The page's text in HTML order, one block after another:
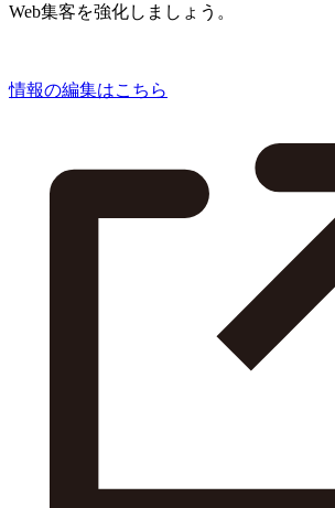
Web集客を強化しましょう。
情報の編集はこちら